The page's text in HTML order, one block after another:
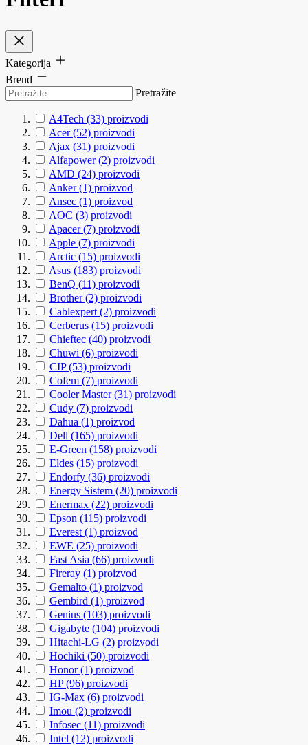
Kategorija
Brend
Pretražite
A4Tech (33) proizvodi
Acer (52) proizvodi
Ajax (31) proizvodi
Alfapower (2) proizvodi
AMD (24) proizvodi
Anker (1) proizvod
Ansec (1) proizvod
AOC (3) proizvodi
Apacer (7) proizvodi
Apple (7) proizvodi
Arctic (15) proizvodi
Asus (183) proizvodi
BenQ (11) proizvodi
Brother (2) proizvodi
Cablexpert (2) proizvodi
Cerberus (15) proizvodi
Chieftec (40) proizvodi
Chuwi (6) proizvodi
CIP (53) proizvodi
Cofem (7) proizvodi
Cooler Master (31) proizvodi
Cudy (7) proizvodi
Dahua (1) proizvod
Dell (165) proizvodi
E-Green (158) proizvodi
Eldes (15) proizvodi
Endorfy (36) proizvodi
Energy Sistem (20) proizvodi
Enermax (22) proizvodi
Epson (115) proizvodi
Everest (1) proizvod
EWE (25) proizvodi
Fast Asia (66) proizvodi
Fireray (1) proizvod
Gemalto (1) proizvod
Gembird (1) proizvod
Genius (103) proizvodi
Gigabyte (104) proizvodi
Hitachi-LG (2) proizvodi
Hochiki (50) proizvodi
Honor (1) proizvod
HP (96) proizvodi
IG-Max (6) proizvodi
Imou (2) proizvodi
Infosec (11) proizvodi
Intel (12) proizvodi